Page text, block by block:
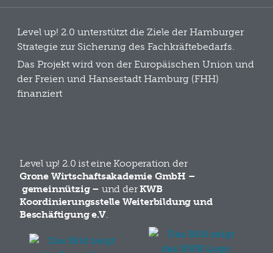
Level up! 2.0 unterstützt die Ziele der Hamburger
Strategie zur Sicherung des Fachkräftebedarfs.
Das Projekt wird von der Europäischen Union und
der Freien und Hansestadt Hamburg (FHH)
finanziert
Level up! 2.0 ist eine Kooperation der
Grone Wirtschaftsakademie GmbH –
gemeinnützig – und derKWB
Koordinierungsstelle Weiterbildung und
Beschäftigung e.V.